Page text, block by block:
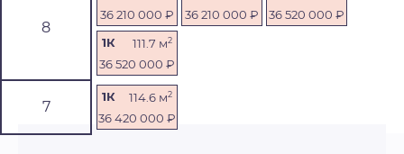
8
36 210 000 ₽ 36 210 000 ₽ 36 520 000 ₽
1К
111.7 м2
36 520 000 ₽
7
1К 114.6 м2
36 420 000 ₽